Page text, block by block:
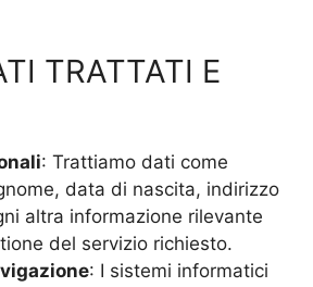
TRATTATI E
: Trattiamo dati come
data di nascita, indirizzo
altra informazione rilevante
del servizio richiesto.
: I sistemi informatici